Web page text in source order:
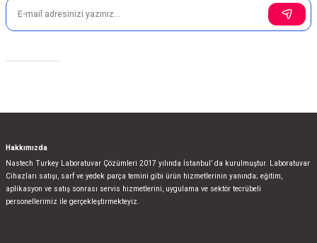
Hakkımızda
Nastech Turkey Laboratuvar Çözümleri 2017 yılında İstanbul’ da kurulmuştur. Laboratuvar
Cihazları satışı, sarf ve yedek parça temini gibi ürün hizmetlerinin yanında; eğitim,
aplikasyon ve satış sonrası servis hizmetlerini, uygulama ve sektör tecrübeli
personellerimiz ile gerçekleştirmekteyiz.